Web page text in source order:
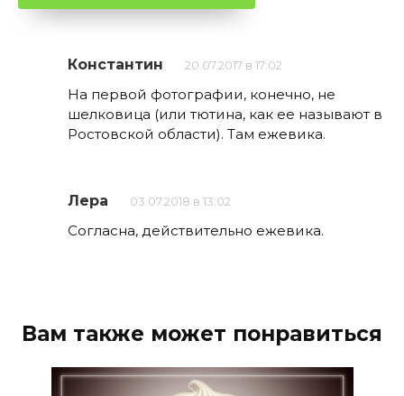
Константин 20.07.2017 в 17:02
На первой фотографии, конечно, не
шелковица (или тютина, как ее называют в
Ростовской области). Там ежевика.
Лера 03.07.2018 в 13:02
Согласна, действительно ежевика.
Вам также может понравиться